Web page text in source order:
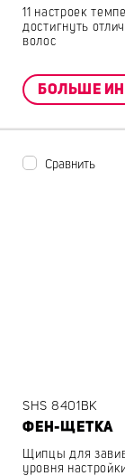
11 настроек
достигнуть
волос
БОЛЬШЕ
Сравнить
SHS 8401BK
ФЕН-ЩЕТКА
Щипцы для
уровня